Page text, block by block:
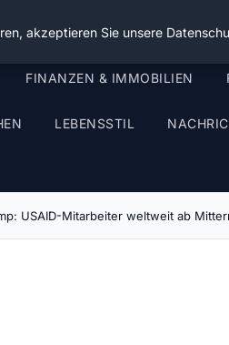
FINANZEN & IMMOBILIEN
LEBENSSTIL
USAID-Mitarbeiter weltweit ab
akzeptieren Sie unsere